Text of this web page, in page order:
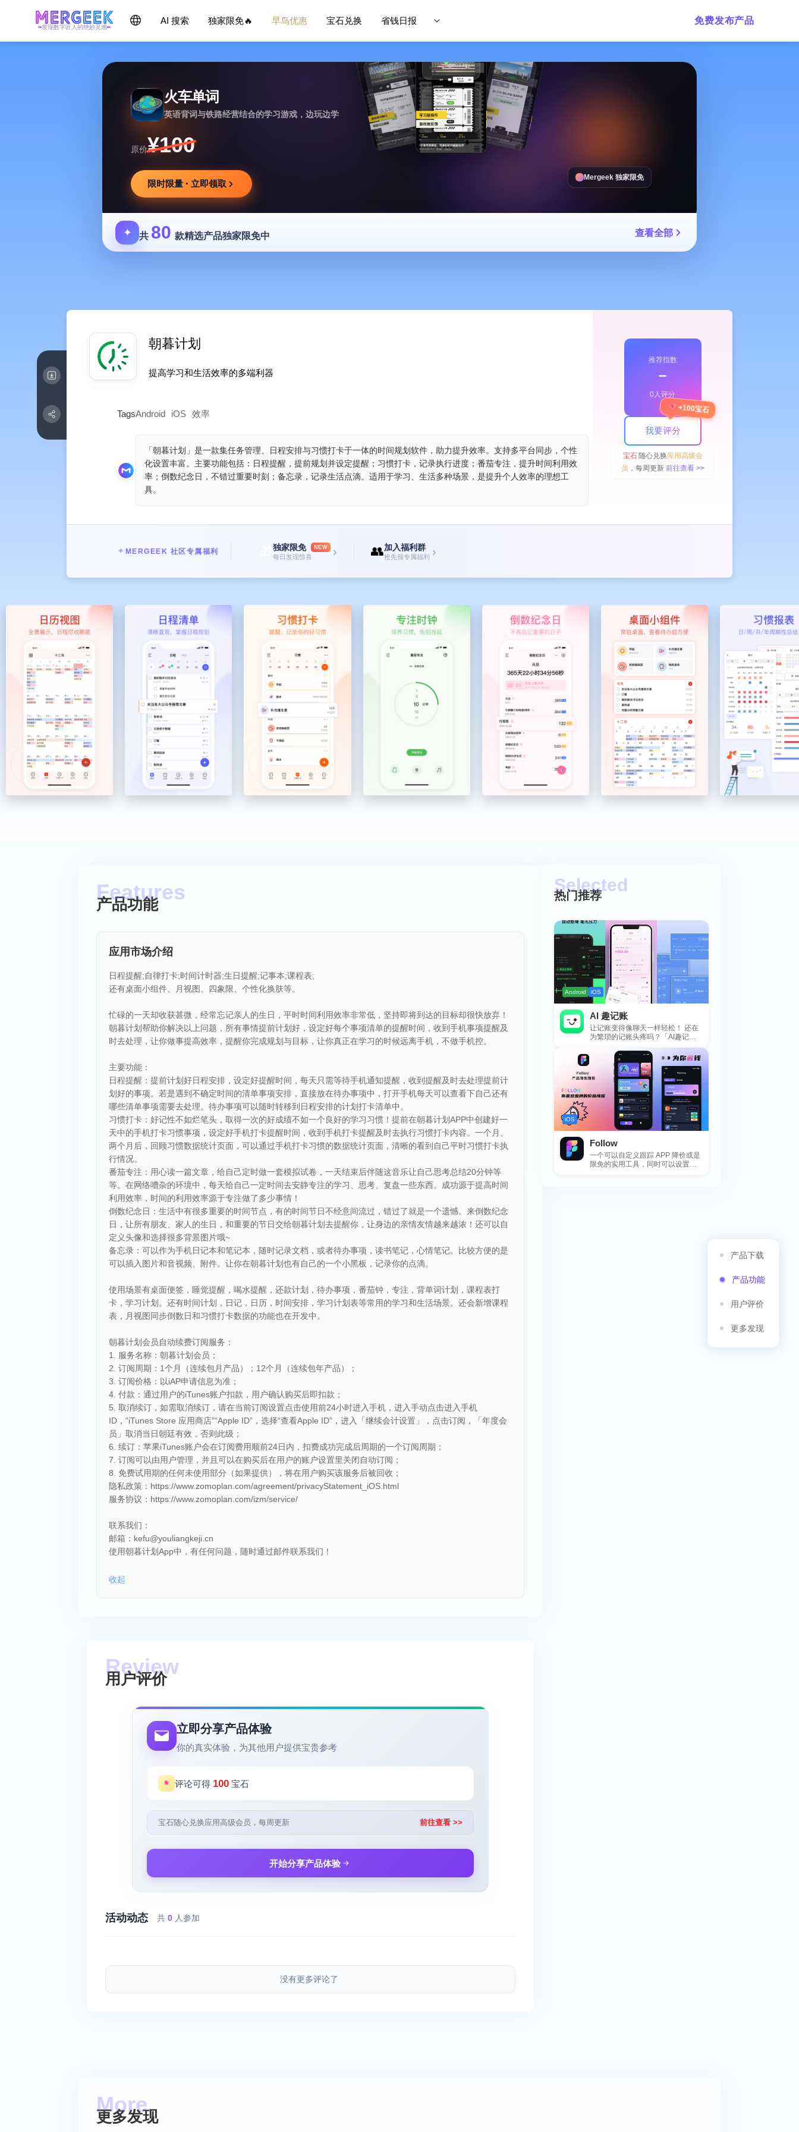
发现数字匠人的绝妙灵感
AI 搜索 独家限免🔥 早鸟优惠 宝石兑换 省钱日报 免费发布产品
火车单词
英语背词与铁路经营结合的学习游戏，边玩边学
原价¥100
限时限量 · 立即领取
Mergeek 独家限免
✦ 共 80 款精选产品独家限免中 查看全部
朝暮计划
提高学习和生活效率的多端利器
TagsAndroid iOS 效率
「朝暮计划」是一款集任务管理、日程安排与习惯打卡于一体的时间规划软件，助力提升效率。支持多平台同步，个性
化设置丰富。主要功能包括：日程提醒，提前规划并设定提醒；习惯打卡，记录执行进度；番茄专注，提升时间利用效
率；倒数纪念日，不错过重要时刻；备忘录，记录生活点滴。适用于学习、生活多种场景，是提升个人效率的理想工
具。
推荐指数
﹣
0人评分
我要评分
+100宝石
宝石随心兑换应用高级会
员 ，每周更新 前往查看 >>
✦ MERGEEK 社区专属福利 独家限免 NEW
每日发现惊喜 › 👥加入福利群
抢先领专属福利 ›
产品下载
产品功能
用户评价
更多发现
产品功能
应用市场介绍
日程提醒;自律打卡;时间计时器;生日提醒;记事本;课程表;
还有桌面小组件、月视图、四象限、个性化换肤等。
忙碌的一天却收获甚微，经常忘记亲人的生日，平时时间利用效率非常低，坚持即将到达的目标却很快放弃！
朝暮计划帮助你解决以上问题，所有事情提前计划好，设定好每个事项清单的提醒时间，收到手机事项提醒及
时去处理，让你做事提高效率，提醒你完成规划与目标，让你真正在学习的时候远离手机，不做手机控。
主要功能：
日程提醒：提前计划好日程安排，设定好提醒时间，每天只需等待手机通知提醒，收到提醒及时去处理提前计
划好的事项。若是遇到不确定时间的清单事项安排，直接放在待办事项中，打开手机每天可以查看下自己还有
哪些清单事项需要去处理。待办事项可以随时转移到日程安排的计划打卡清单中。
习惯打卡：好记性不如烂笔头，取得一次的好成绩不如一个良好的学习习惯！提前在朝暮计划APP中创建好一
天中的手机打卡习惯事项，设定好手机打卡提醒时间，收到手机打卡提醒及时去执行习惯打卡内容。一个月、
两个月后，回顾习惯数据统计页面，可以通过手机打卡习惯的数据统计页面，清晰的看到自己平时习惯打卡执
行情况。
番茄专注：用心读一篇文章，给自己定时做一套模拟试卷，一天结束后伴随这音乐让自己思考总结20分钟等
等。在网络嘈杂的环境中，每天给自己一定时间去安静专注的学习、思考、复盘一些东西。成功源于提高时间
利用效率，时间的利用效率源于专注做了多少事情！
倒数纪念日：生活中有很多重要的时间节点，有的时间节日不经意间流过，错过了就是一个遗憾。来倒数纪念
日，让所有朋友、家人的生日，和重要的节日交给朝暮计划去提醒你，让身边的亲情友情越来越浓！还可以自
定义头像和选择很多背景图片哦~
备忘录：可以作为手机日记本和笔记本，随时记录文档，或者待办事项，读书笔记，心情笔记。比较方便的是
可以插入图片和音视频、附件。让你在朝暮计划也有自己的一个小黑板，记录你的点滴。
使用场景有桌面便签，睡觉提醒，喝水提醒，还款计划，待办事项，番茄钟，专注，背单词计划，课程表打
卡，学习计划。还有时间计划，日记，日历，时间安排，学习计划表等常用的学习和生活场景。还会新增课程
表，月视图同步倒数日和习惯打卡数据的功能也在开发中。
朝暮计划会员自动续费订阅服务：
1. 服务名称：朝暮计划会员；
2. 订阅周期：1个月（连续包月产品）；12个月（连续包年产品）；
3. 订阅价格：以iAP申请信息为准；
4. 付款：通过用户的iTunes账户扣款，用户确认购买后即扣款；
5. 取消续订，如需取消续订，请在当前订阅设置点击使用前24小时进入手机，进入手动点击进入手机
ID，“iTunes Store 应用商店”“Apple ID”，选择“查看Apple ID”，进入「继续会计设置」，点击订阅，「年度会
员」取消当日朝廷有效，否则此级；
6. 续订：苹果iTunes账户会在订阅费用顺前24日内，扣费成功完成后周期的一个订阅周期；
7. 订阅可以由用户管理，并且可以在购买后在用户的账户设置里关闭自动订阅；
8. 免费试用期的任何未使用部分（如果提供），将在用户购买该服务后被回收；
隐私政策：https://www.zomoplan.com/agreement/privacyStatement_iOS.html
服务协议：https://www.zomoplan.com/izm/service/
联系我们：
邮箱：kefu@youliangkeji.cn
使用朝暮计划App中，有任何问题，随时通过邮件联系我们！
收起
用户评价
立即分享产品体验
你的真实体验，为其他用户提供宝贵参考
评论可得 100 宝石
宝石随心兑换应用高级会员，每周更新 前往查看 >>
开始分享产品体验
活动动态 共 0 人参加
没有更多评论了
热门推荐
Android iOS
AI 趣记账
让记账变得像聊天一样轻松！ 还在
为繁琐的记账头疼吗？「AI趣记
账」来拯救你啦！这款智能记账工
具专为懒...
iOS
Follow
一个可以自定义跟踪 APP 降价或是
限免的实用工具，同时可以设置包
更多发现